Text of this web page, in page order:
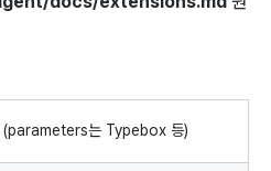
(parameters는 Typebox 등)